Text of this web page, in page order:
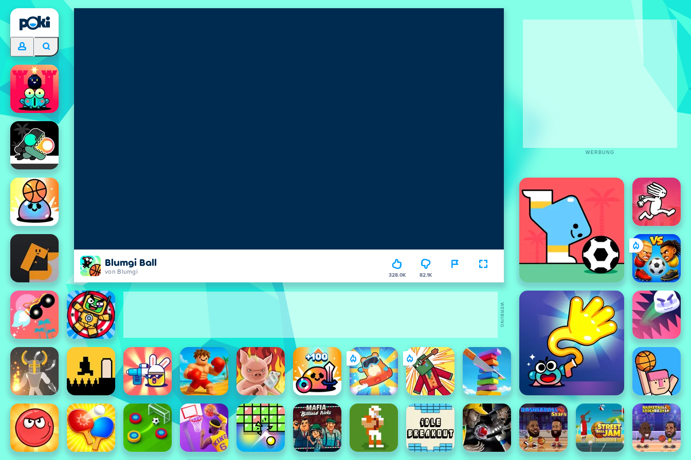
Blumgi Ball
von Blumgi 328.0K 82.1K
WERBUNG
WERBUNG